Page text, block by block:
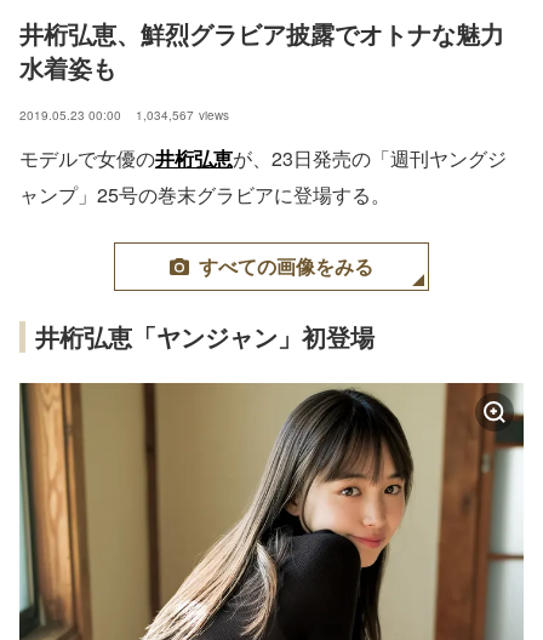
井桁弘恵、鮮烈グラビア披露でオトナな魅力
水着姿も
2019.05.23 00:00 1,034,567 views
モデルで女優の井桁弘恵が、23日発売の「週刊ヤングジ
ャンプ」25号の巻末グラビアに登場する。
すべての画像をみる
井桁弘恵「ヤンジャン」初登場